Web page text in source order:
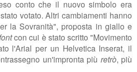
conto che il nuovo simbolo era
votato. Altri cambiamenti hanno
la Sovranità", proposta in giallo e
fontcon cui è stato scritto "Movimento
l'Arial per un Helvetica Inserat, il
un'impronta più retrò, più